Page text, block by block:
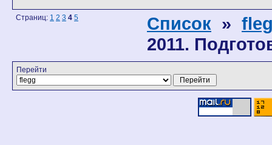
Страниц: 1 2 3 4 5 Список »
2011.
Перейти